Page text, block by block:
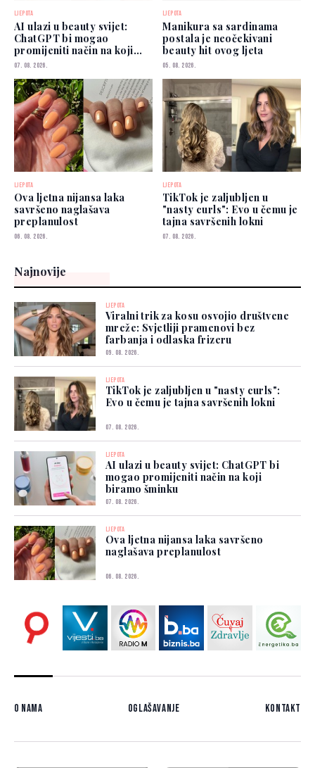
LJEPOTA
AI ulazi u beauty svijet:
ChatGPT bi mogao
promijeniti način na koji
biramo šminku
07. 08. 2026.
LJEPOTA
Manikura sa sardinama
postala je neočekivani
beauty hit ovog ljeta
05. 08. 2026.
LJEPOTA
Ova ljetna nijansa laka
savršeno naglašava
preplanulost
06. 08. 2026.
LJEPOTA
TikTok je zaljubljen u
"nasty curls": Evo u čemu je
tajna savršenih lokni
07. 08. 2026.
Najnovije
LJEPOTA
Viralni trik za kosu osvojio društvene
mreže: Svjetliji pramenovi bez
farbanja i odlaska frizeru
09. 08. 2026.
LJEPOTA
TikTok je zaljubljen u "nasty curls":
Evo u čemu je tajna savršenih lokni
07. 08. 2026.
LJEPOTA
AI ulazi u beauty svijet: ChatGPT bi
mogao promijeniti način na koji
biramo šminku
07. 08. 2026.
LJEPOTA
Ova ljetna nijansa laka savršeno
naglašava preplanulost
06. 08. 2026.
O nama Oglašavanje Kontakt